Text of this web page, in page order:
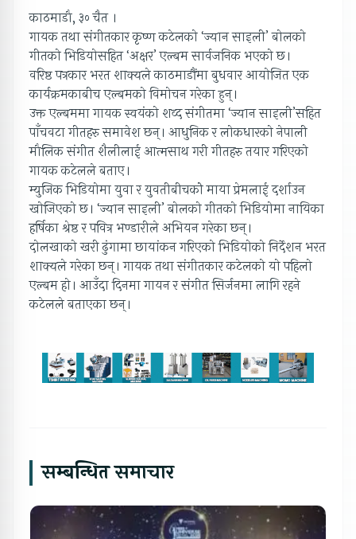
काठमाडौ, ३० चैत ।
गायक तथा संगीतकार कृष्ण कटेलको ‘ज्यान साइली’ बोलको
गीतको भिडियोसहित ‘अक्षर’ एल्बम सार्वजनिक भएको छ।
वरिष्ठ पत्रकार भरत शाक्यले काठमाडौंमा बुधवार आयोजित एक
कार्यक्रमकाबीच एल्बमको विमोचन गरेका हुन्।
उक्त एल्बममा गायक स्वयंको शव्द संगीतमा ‘ज्यान साइली’सहित
पाँचवटा गीतहरु समावेश छन्। आधुनिक र लोकधारको नेपाली
मौलिक संगीत शैलीलाई आत्मसाथ गरी गीतहरु तयार गरिएको
गायक कटेलले बताए।
म्युजिक भिडियोमा युवा र युवतीबीचकोे माया प्रेमलाई दर्शाउन
खोजिएको छ। ‘ज्यान साइली’ बोलको गीतको भिडियोमा नायिका
हर्षिका श्रेष्ठ र पवित्र भण्डारीले अभियन गरेका छन्।
दोलखाको खरी ढुंगामा छायांकन गरिएको भिडियोको निर्देशन भरत
शाक्यले गरेका छन्। गायक तथा संगीतकार कटेलको यो पहिलो
एल्बम हो। आउँदा दिनमा गायन र संगीत सिर्जनमा लागि रहने
कटेलले बताएका छन्।
सम्बन्धित समाचार